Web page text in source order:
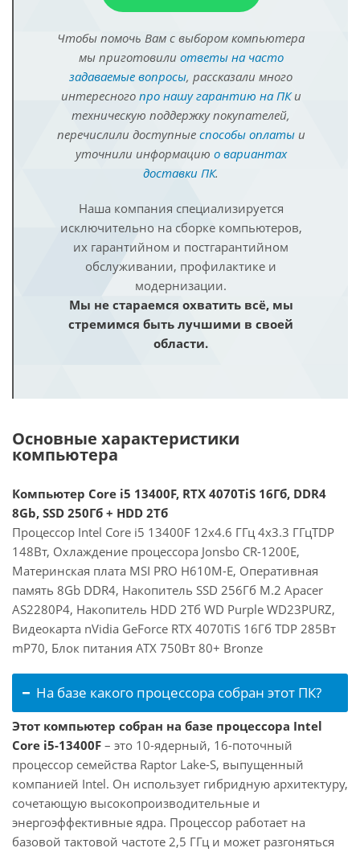
Чтобы помочь Вам с выбором компьютера
мы приготовили ответы на часто
задаваемые вопросы, рассказали много
интересного про нашу гарантию на ПКи
техническую поддержку покупателей,
перечислили доступные способы оплатыи
уточнили информацию о вариантах
доставки ПК.
Наша компания специализируется
исключительно на сборке компьютеров,
их гарантийном и постгарантийном
обслуживании, профилактике и
модернизации.
Мы не стараемся охватить всё, мы
стремимся быть лучшими в своей
области.
Основные характеристики
компьютера
Компьютер Core i5 13400F, RTX 4070TiS 16Гб, DDR4
8Gb, SSD 250Гб + HDD 2Тб
Процессор Intel Core i5 13400F 12x4.6 ГГц 4x3.3 ГГцTDP
148Вт, Охлаждение процессора Jonsbo CR-1200E,
Материнская плата MSI PRO H610M-E, Оперативная
память 8Gb DDR4, Накопитель SSD 256Гб M.2 Apacer
AS2280P4, Накопитель HDD 2Тб WD Purple WD23PURZ,
Видеокарта nVidia GeForce RTX 4070TiS 16Гб TDP 285Вт
mP70, Блок питания ATX 750Вт 80+ Bronze
На базе какого процессора собран этот ПК?
Этот компьютер собран на базе процессора Intel
Core i5-13400F – это 10-ядерный, 16-поточный
процессор семейства Raptor Lake-S, выпущенный
компанией Intel. Он использует гибридную архитектуру,
сочетающую высокопроизводительные и
энергоэффективные ядра. Процессор работает на
базовой тактовой частоте 2,5 ГГц и может разгоняться